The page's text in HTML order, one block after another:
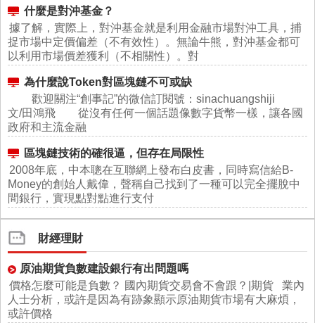
什麼是對沖基金？
據了解，實際上，對沖基金就是利用金融市場對沖工具，捕
捉市場中定價偏差（不有效性）。無論牛熊，對沖基金都可
以利用市場價差獲利（不相關性）。對
為什麼說Token對區塊鏈不可或缺
歡迎關注“創事記”的微信訂閱號：sinachuangshiji
文/田鴻飛 從沒有任何一個話題像數字貨幣一樣，讓各國
政府和主流金融
區塊鏈技術的確很逼，但存在局限性
2008年底，中本聰在互聯網上發布白皮書，同時寫信給B-
Money的創始人戴偉，聲稱自己找到了一種可以完全擺脫中
間銀行，實現點對點進行支付
財經理財
原油期貨負數建設銀行有出問題嗎
價格怎麼可能是負數？ 國內期貨交易會不會跟？|期貨 業內
人士分析，或許是因為有跡象顯示原油期貨市場有大麻煩，
或許價格